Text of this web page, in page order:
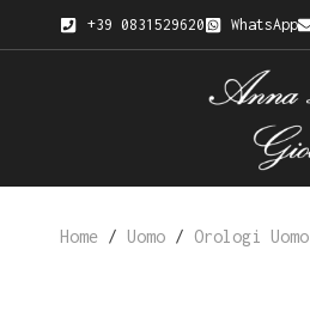
+39 0831529620 WhatsApp
Home / Uomo / Orologi Uomo